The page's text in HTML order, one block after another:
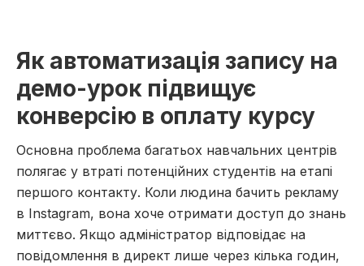
Як автоматизація запису на
демо-урок підвищує
конверсію в оплату курсу
Основна проблема багатьох навчальних центрів
полягає у втраті потенційних студентів на етапі
першого контакту. Коли людина бачить рекламу
в Instagram, вона хоче отримати доступ до знань
миттєво. Якщо адміністратор відповідає на
повідомлення в директ лише через кілька годин,